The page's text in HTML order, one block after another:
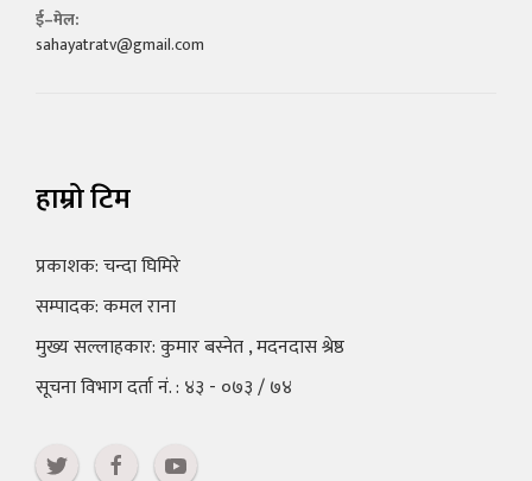
ई–मेल:
sahayatratv@gmail.com
हाम्रो टिम
प्रकाशक: चन्दा घिमिरे
सम्पादक: कमल राना
मुख्य सल्लाहकार: कुमार बस्नेत , मदनदास श्रेष्ठ
सूचना विभाग दर्ता नं. : ४३ - ०७३ / ७४